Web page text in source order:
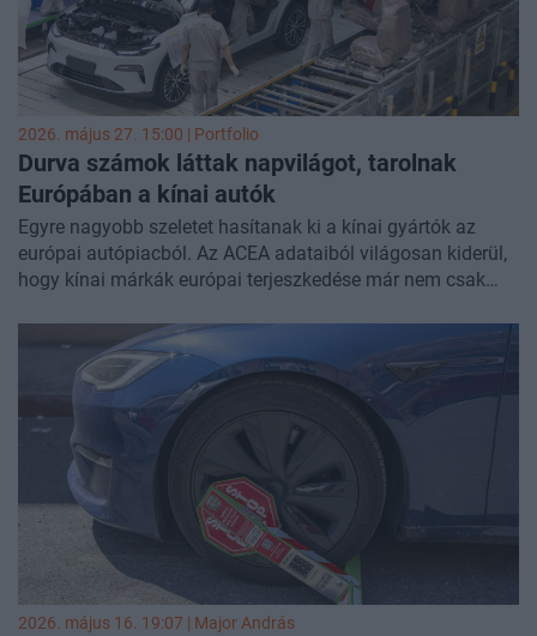
2026. május 27. 15:00 | Portfolio
Durva számok láttak napvilágot, tarolnak
Európában a kínai autók
Egyre nagyobb szeletet hasítanak ki a kínai gyártók az
európai autópiacból. Az ACEA adataiból világosan kiderül,
hogy kínai márkák európai terjeszkedése már nem csak
számára, hanem az adatokból is jól látható piaci realitás.
Nem csak arról van szó, hogy az alacsony bázis miatt
nagynak tűnő növekedést mutatnak ezek a márkák, hanem
arról, hogy 1-2 év alatt növik túl a piacon évtizedek óta
jelen lévő gyártókat. Közben a hagyományos európai
szereplőknek egyszerre kell alkalmazkodniuk az
elektromos átálláshoz, az árversenyhez és ahhoz, hogy a
kínai gyártók egyre gyorsabban építik fel európai
jelenlétüket.
2026. május 16. 19:07 | Major András